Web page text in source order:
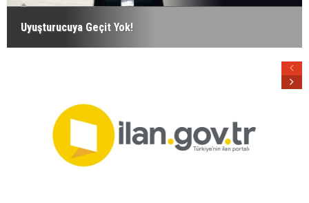
Uyuşturucuya Geçit Yok!